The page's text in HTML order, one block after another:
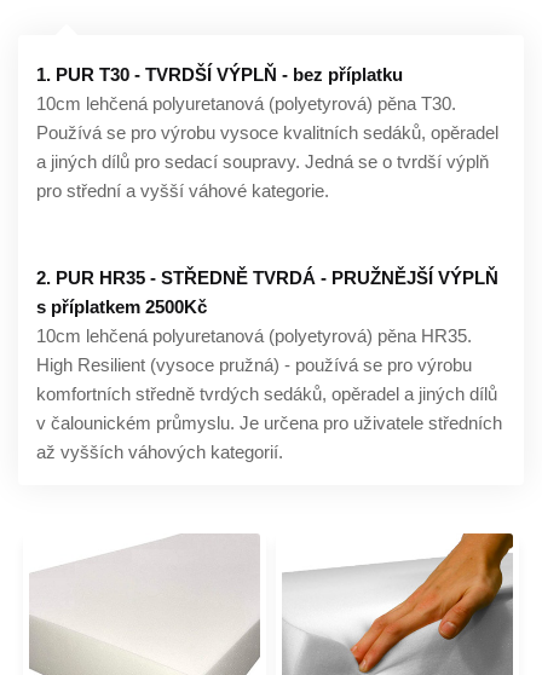
1. PUR T30 - TVRDŠÍ VÝPLŇ - bez příplatku
10cm lehčená polyuretanová (polyetyrová) pěna T30.
Používá se pro výrobu vysoce kvalitních sedáků, opěradel
a jiných dílů pro sedací soupravy. Jedná se o tvrdší výplň
pro střední a vyšší váhové kategorie.
2. PUR HR35 - STŘEDNĚ TVRDÁ - PRUŽNĚJŠÍ VÝPLŇ
s příplatkem 2500Kč
10cm lehčená polyuretanová (polyetyrová) pěna HR35.
High Resilient (vysoce pružná) - používá se pro výrobu
komfortních středně tvrdých sedáků, opěradel a jiných dílů
v čalounickém průmyslu. Je určena pro uživatele středních
až vyšších váhových kategorií.